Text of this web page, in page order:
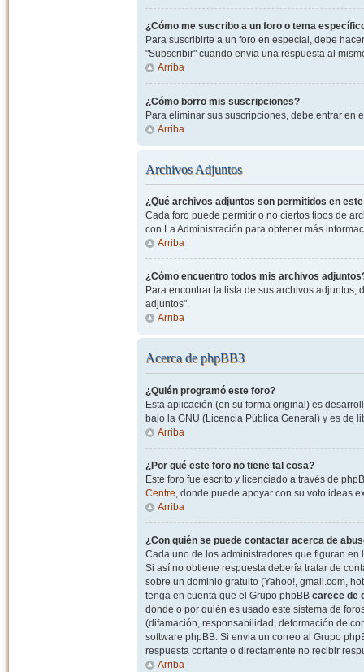
¿Cómo me suscribo a un foro o tema
Para suscribirte a un foro en especial, debe
"Subscribir" cuando envía una respuesta al
Arriba
¿Cómo borro mis suscripciones?
Para eliminar sus suscripciones, debe entrar en
Arriba
Archivos Adjuntos
¿Qué archivos adjuntos son permitidos en
Cada foro puede permitir o no ciertos tipos de
con La Administración para obtener más
Arriba
¿Cómo encuentro todos mis archivos
Para encontrar la lista de sus archivos
adjuntos".
Arriba
Acerca de phpBB3
¿Quién programó este foro?
Esta aplicación (en su forma original) es
bajo la GNU (Licencia Pública General) y es de
Arriba
¿Por qué este foro no tiene tal cosa?
Este foro fue escrito y licenciado a través de
Centre, donde puede apoyar con su voto ideas
Arriba
¿Con quién se puede contactar acerca de
Cada uno de los administradores que figuran
Si así no obtiene respuesta debería tratar de
sobre un dominio gratuito (Yahoo!, gmail.com,
tenga en cuenta que el Grupo phpBB carece de
dónde o por quién es usado este sistema de
(difamación, responsabilidad, deformación de
software phpBB. Si envia un correo al Grupo
respuesta cortante o directamente no recibir
Arriba